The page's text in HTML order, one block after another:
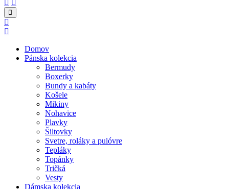
Domov
Pánska kolekcia
Bermudy
Boxerky
Bundy a kabáty
Košele
Mikiny
Nohavice
Plavky
Šiltovky
Svetre, roláky a pulóvre
Tepláky
Topánky
Tričká
Vesty
Dámska kolekcia